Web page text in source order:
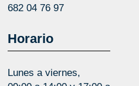
682 04 76 97
Horario
Lunes a viernes,